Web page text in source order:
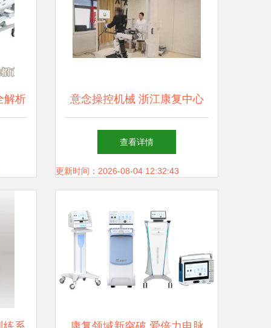
解析
指
意念操控机械 浙江康复中心
引领科幻照进现实的康复医学
新纪元
查看详情
更新时间：2026-08-04 12:32:43